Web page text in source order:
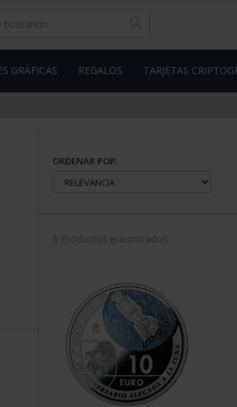
GRÁFICAS REGALOS TARJETAS
ORDENAR POR:
5 Productos encontrados